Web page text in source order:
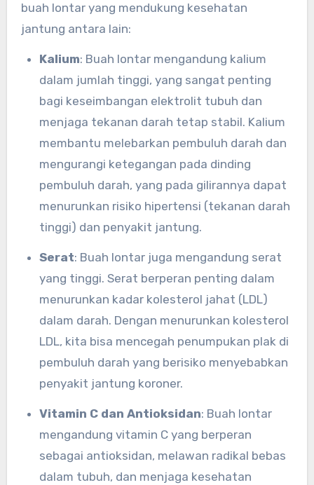
buah lontar yang mendukung kesehatan
jantung antara lain:
Kalium: Buah lontar mengandung kalium
dalam jumlah tinggi, yang sangat penting
bagi keseimbangan elektrolit tubuh dan
menjaga tekanan darah tetap stabil. Kalium
membantu melebarkan pembuluh darah dan
mengurangi ketegangan pada dinding
pembuluh darah, yang pada gilirannya dapat
menurunkan risiko hipertensi (tekanan darah
tinggi) dan penyakit jantung.
Serat: Buah lontar juga mengandung serat
yang tinggi. Serat berperan penting dalam
menurunkan kadar kolesterol jahat (LDL)
dalam darah. Dengan menurunkan kolesterol
LDL, kita bisa mencegah penumpukan plak di
pembuluh darah yang berisiko menyebabkan
penyakit jantung koroner.
Vitamin C dan Antioksidan: Buah lontar
mengandung vitamin C yang berperan
sebagai antioksidan, melawan radikal bebas
dalam tubuh, dan menjaga kesehatan